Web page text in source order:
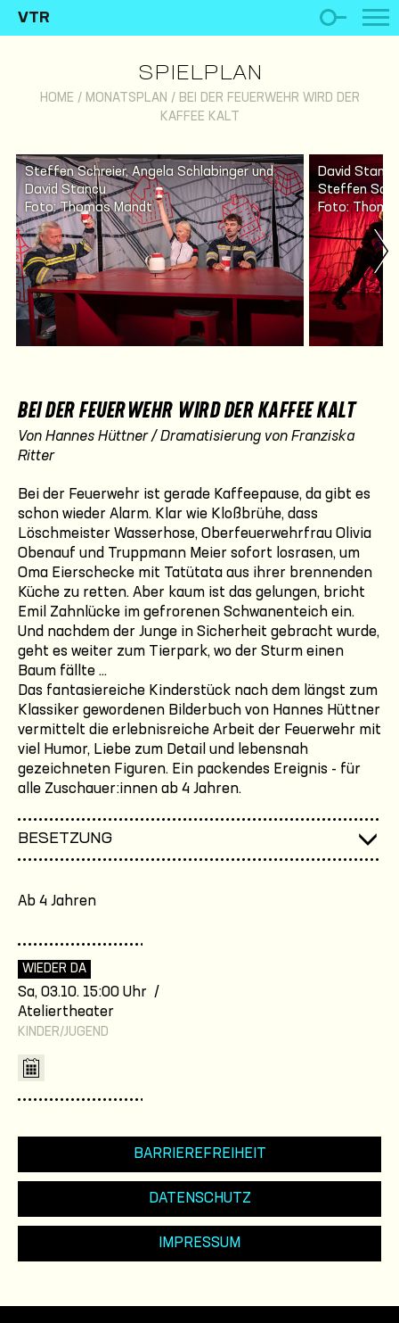
VTR
SPIELPLAN
HOME / MONATSPLAN / BEI DER FEUERWEHR WIRD DER
KAFFEE KALT
Steffen Schreier, Angela Schlabinger und
David Stancu
Foto: Thomas Mandt
David
Steffen
Foto:
BEI DER FEUERWEHR WIRD DER KAFFEE KALT
Von Hannes Hüttner / Dramatisierung von Franziska
Ritter
Bei der Feuerwehr ist gerade Kaffeepause, da gibt es
schon wieder Alarm. Klar wie Kloßbrühe, dass
Löschmeister Wasserhose, Oberfeuerwehrfrau Olivia
Obenauf und Truppmann Meier sofort losrasen, um
Oma Eierschecke mit Tatütata aus ihrer brennenden
Küche zu retten. Aber kaum ist das gelungen, bricht
Emil Zahnlücke im gefrorenen Schwanenteich ein.
Und nachdem der Junge in Sicherheit gebracht wurde,
geht es weiter zum Tierpark, wo der Sturm einen
Baum fällte ...
Das fantasiereiche Kinderstück nach dem längst zum
Klassiker gewordenen Bilderbuch von Hannes Hüttner
vermittelt die erlebnisreiche Arbeit der Feuerwehr mit
viel Humor, Liebe zum Detail und lebensnah
gezeichneten Figuren. Ein packendes Ereignis - für
alle Zuschauer:innen ab 4 Jahren.
BESETZUNG
Ab 4 Jahren
WIEDER DA
Sa, 03.10. 15:00 Uhr /
Ateliertheater
KINDER/JUGEND
BARRIEREFREIHEIT
DATENSCHUTZ
IMPRESSUM